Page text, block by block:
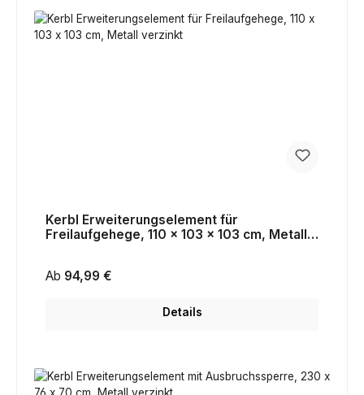
Kerbl Erweiterungselement für
Freilaufgehege, 110 x 103 x 103 cm, Metall
Regulärer Preis:
Ab 94,99 €
Details